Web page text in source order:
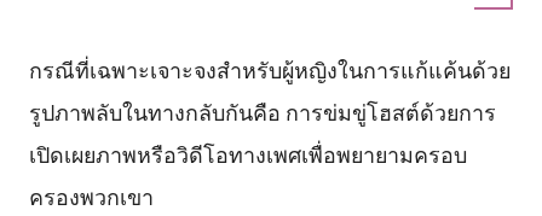
กรณีที่เฉพาะเจาะจงสำหรับผู้หญิงในการแก้แค้นด้วย
รูปภาพลับในทางกลับกันคือ การข่มขู่โฮสต์ด้วยการ
เปิดเผยภาพหรือวิดีโอทางเพศเพื่อพยายามครอบ
ครองพวกเขา